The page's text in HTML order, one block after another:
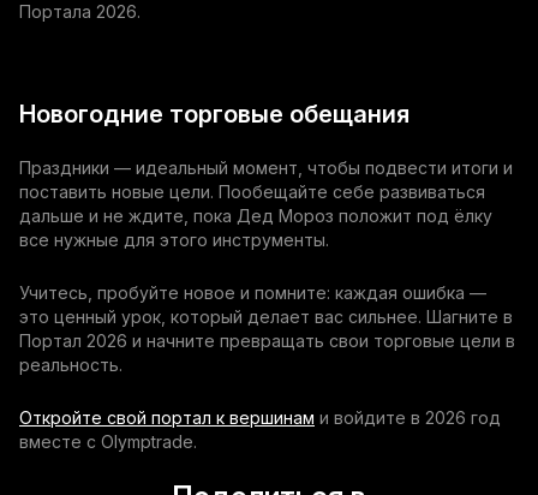
Портала 2026.
Новогодние торговые обещания
Праздники — идеальный момент, чтобы подвести итоги и
поставить новые цели. Пообещайте себе развиваться
дальше и не ждите, пока Дед Мороз положит под ёлку
все нужные для этого инструменты.
Учитесь, пробуйте новое и помните: каждая ошибка —
это ценный урок, который делает вас сильнее. Шагните в
Портал 2026 и начните превращать свои торговые цели в
реальность.
Откройте свой портал к вершинам и войдите в 2026 год
вместе с Olymptrade.